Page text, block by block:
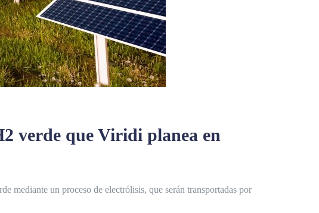
verde que Viridi planea en
mediante un proceso de electrólisis, que serán transportadas por